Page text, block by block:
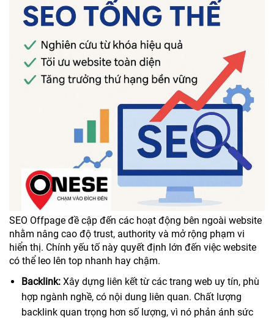
SEO Offpage đề cập đến các hoạt động bên ngoài website
nhằm nâng cao độ trust, authority và mở rộng phạm vi
hiển thị. Chính yếu tố này quyết định lớn đến việc website
có thể leo lên top nhanh hay chậm.
Backlink: Xây dựng liên kết từ các trang web uy tín, phù
hợp ngành nghề, có nội dung liên quan. Chất lượng
backlink quan trọng hơn số lượng, vì nó phản ánh sức